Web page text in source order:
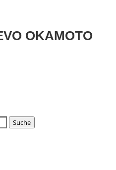
OKAMOTO
Suche